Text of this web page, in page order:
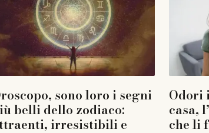
sono loro i segni
belli dello zodiaco:
irresistibili e
Odori
casa,
che li